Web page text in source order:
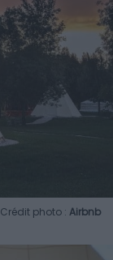
Crédit photo : Airbnb